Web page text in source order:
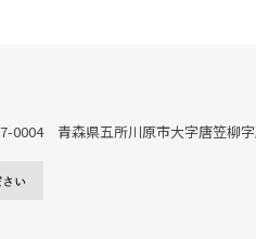
0004 青森県五所川原市大字唐笠柳